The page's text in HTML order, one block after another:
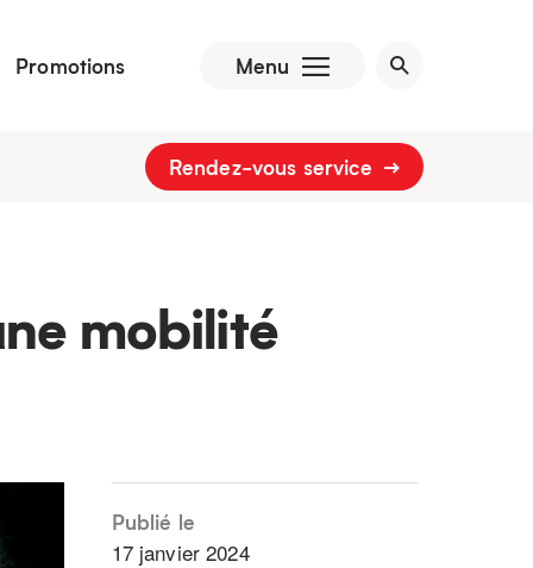
Promotions Menu
Rendez-vous service
mobilité
Publié le
17 janvier 2024